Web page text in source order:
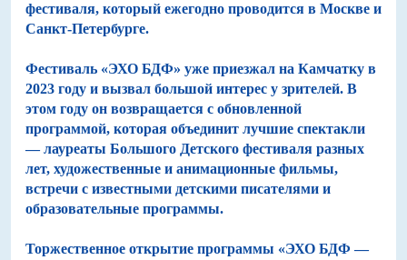
фестиваля, который ежегодно проводится в Москве и
Санкт-Петербурге.
Фестиваль «ЭХО БДФ» уже приезжал на Камчатку в
2023 году и вызвал большой интерес у зрителей. В
этом году он возвращается с обновленной
программой, которая объединит лучшие спектакли
— лауреаты Большого Детского фестиваля разных
лет, художественные и анимационные фильмы,
встречи с известными детскими писателями и
образовательные программы.
Торжественное открытие программы «ЭХО БДФ —